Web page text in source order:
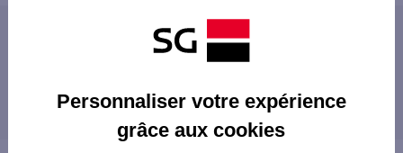
Les agences SG PRO à proximité
SAINT ETIENNE MONTHIEU
SAINT ETIENNE TERRASSE
proximité
ROCHE-LA-MOLIÈRE
Personnaliser votre expérience
grâce aux cookies